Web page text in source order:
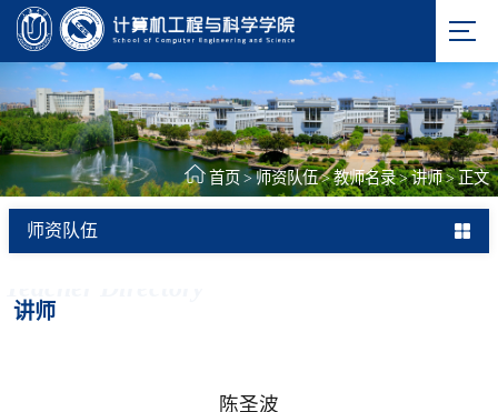
首页 >师资队伍>教师名录>讲师>正文
师资队伍
讲师
陈圣波